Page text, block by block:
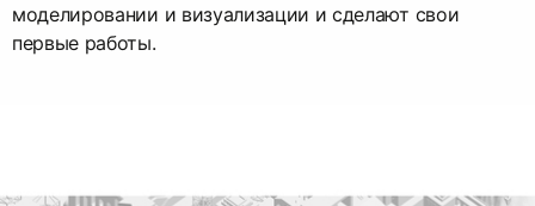
моделировании и визуализации и сделают свои
первые работы.